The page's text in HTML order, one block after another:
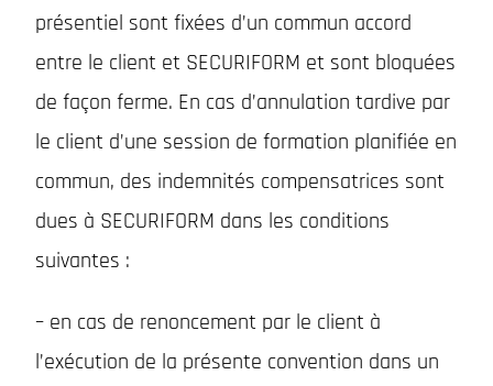
présentiel sont fixées d’un commun accord
entre le client et SECURIFORM et sont bloquées
de façon ferme. En cas d’annulation tardive par
le client d’une session de formation planifiée en
commun, des indemnités compensatrices sont
dues à SECURIFORM dans les conditions
suivantes :
– en cas de renoncement par le client à
l’exécution de la présente convention dans un